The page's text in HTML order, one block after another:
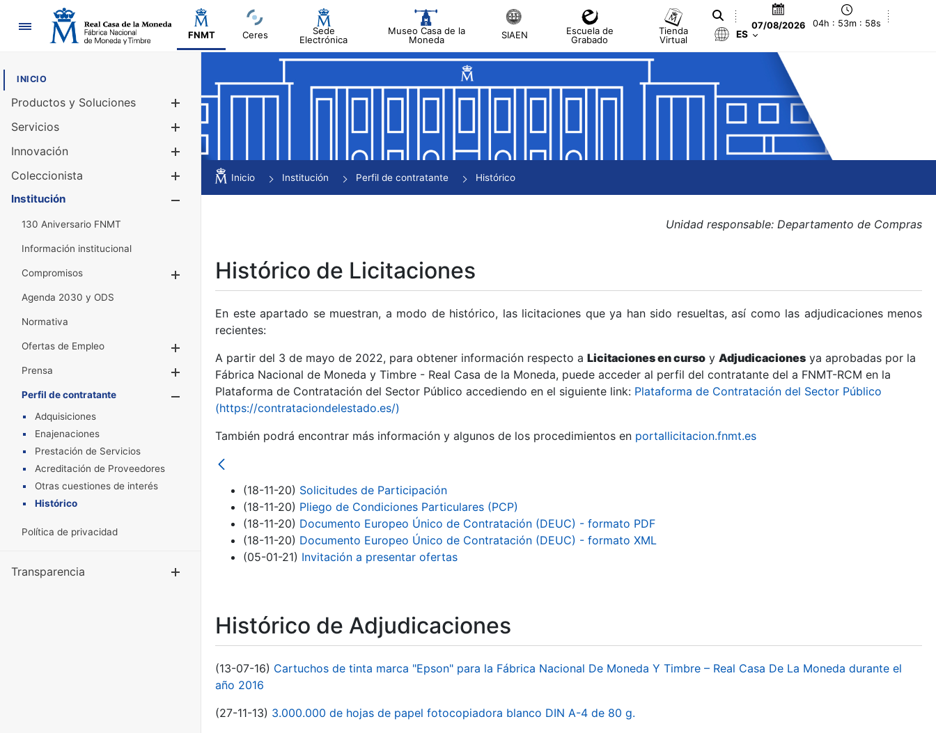
Navegación
FNMT Ceres
Sede
Electrónica
Museo Casa de la
Moneda
SIAEN
Escuela de
Grabado
Tienda
Virtual
07/08/2026 04h : 53m : 58s
ES
INICIO
Productos y Soluciones
Mostrar/Ocultar
Servicios
Innovación
Coleccionista
Mostrar/Ocultar
Institución
130 Aniversario FNMT
Información institucional
Compromisos
Mostrar/Ocultar
Agenda 2030 y ODS
Normativa
Ofertas de Empleo
Prensa
Mostrar/Ocultar
Perfil de contratante
Mostrar/Ocultar
Adquisiciones
Enajenaciones
Prestación de Servicios
Acreditación de Proveedores
Otras cuestiones de interés
Histórico
Política de privacidad
Transparencia
Inicio Institución Perfil de contratante Histórico
Unidad responsable: Departamento de Compras
Histórico de Licitaciones
En este apartado se muestran, a modo de histórico, las licitaciones que ya han sido resueltas, así como las adjudicaciones menos
recientes:
A partir del 3 de mayo de 2022, para obtener información respecto a Licitaciones en curso y Adjudicaciones ya aprobadas por la
Fábrica Nacional de Moneda y Timbre - Real Casa de la Moneda, puede acceder al perfil del contratante del a FNMT-RCM en la
Plataforma de Contratación del Sector Público accediendo en el siguiente link: Plataforma de Contratación del Sector Público
(https://contrataciondelestado.es/)
También podrá encontrar más información y algunos de los procedimientos en portallicitacion.fnmt.es
(18-11-20) Solicitudes de Participación
(18-11-20) Pliego de Condiciones Particulares (PCP)
(18-11-20) Documento Europeo Único de Contratación (DEUC) - formato PDF
(18-11-20) Documento Europeo Único de Contratación (DEUC) - formato XML
(05-01-21) Invitación a presentar ofertas
Histórico de Adjudicaciones
(13-07-16) Cartuchos de tinta marca "Epson" para la Fábrica Nacional De Moneda Y Timbre – Real Casa De La Moneda durante el
año 2016
(27-11-13) 3.000.000 de hojas de papel fotocopiadora blanco DIN A-4 de 80 g.